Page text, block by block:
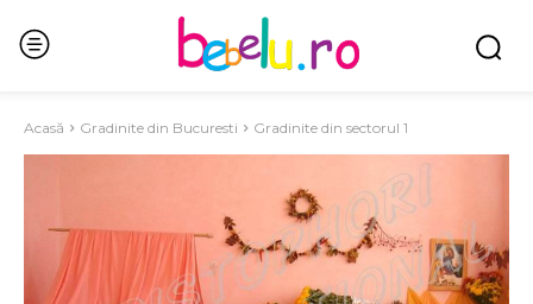
Acasă Gradinite din Bucuresti Gradinite din sectorul 1